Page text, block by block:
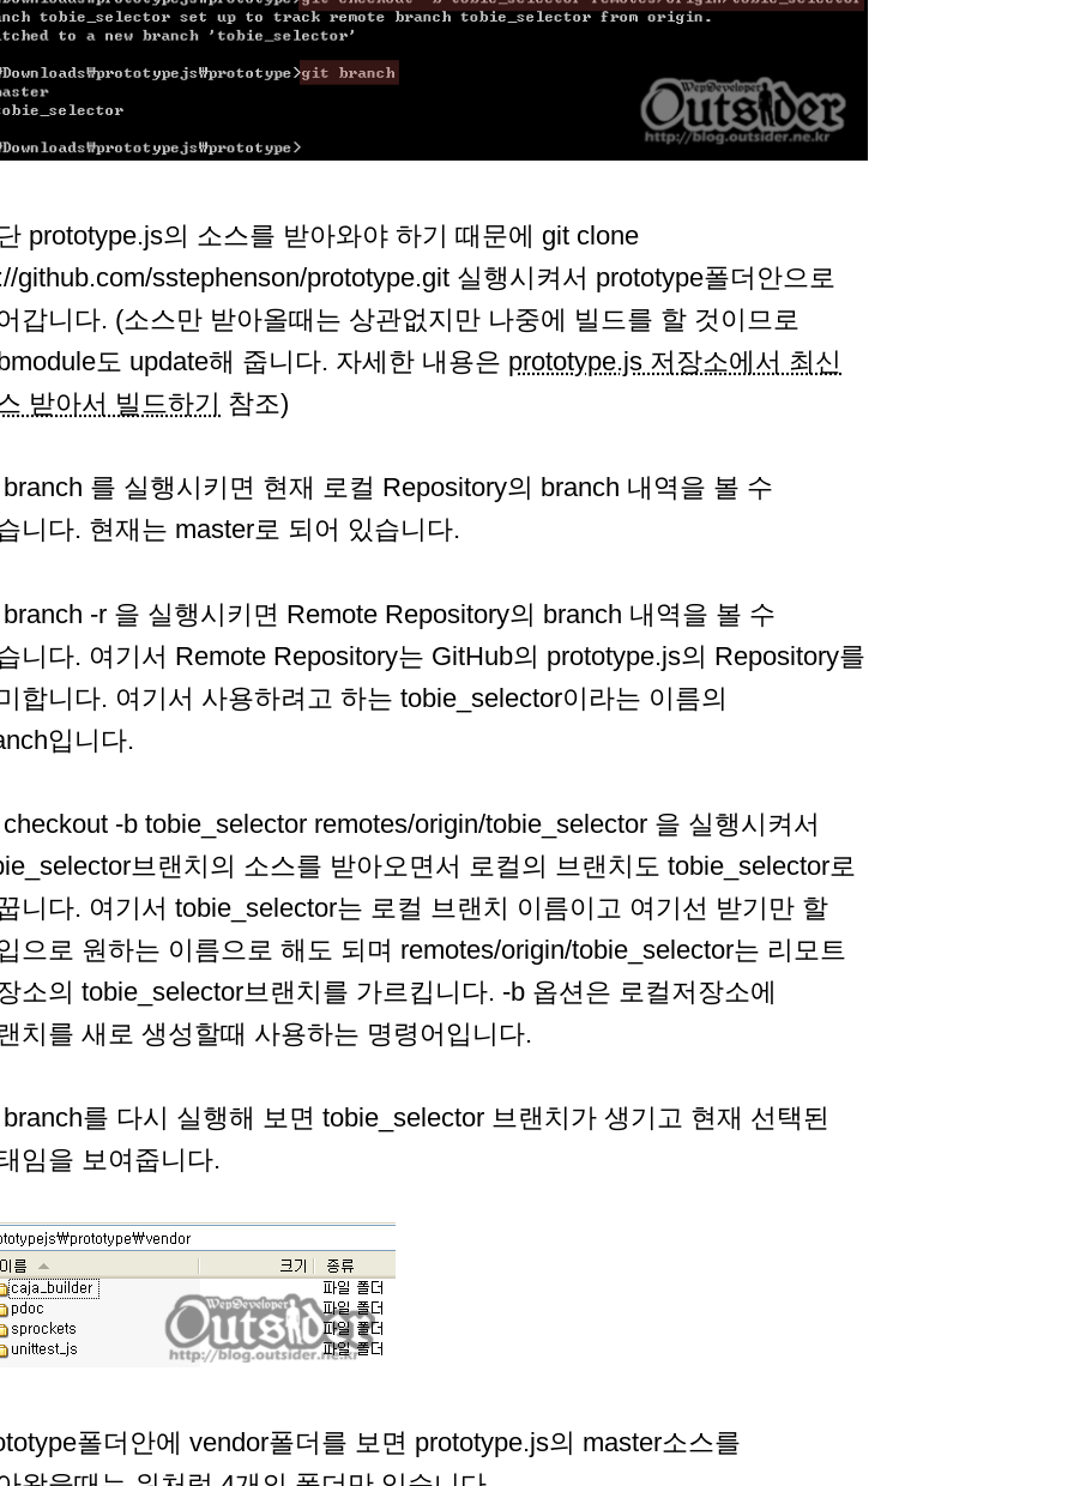
prototype.js의 소스를 받아와야 하기 때문에 git clone
github.com/sstephenson/prototype.git 실행시켜서 prototype폴더안으로
갑니다. (소스만 받아올때는 상관없지만 나중에 빌드를 할 것이므로
도 update해 줍니다. 자세한 내용은 prototype.js 저장소에서 최신
받아서 빌드하기 참조)
를 실행시키면 현재 로컬 Repository의 branch 내역을 볼 수
니다. 현재는 master로 되어 있습니다.
-r 을 실행시키면 Remote Repository의 branch 내역을 볼 수
니다. 여기서 Remote Repository는 GitHub의 prototype.js의 Repository를
합니다. 여기서 사용하려고 하는 tobie_selector이라는 이름의
입니다.
-b tobie_selector remotes/origin/tobie_selector 을 실행시켜서
브랜치의 소스를 받아오면서 로컬의 브랜치도 tobie_selector로
니다. 여기서 tobie_selector는 로컬 브랜치 이름이고 여기선 받기만 할
으로 원하는 이름으로 해도 되며 remotes/origin/tobie_selector는 리모트
소의 tobie_selector브랜치를 가르킵니다. -b 옵션은 로컬저장소에
치를 새로 생성할때 사용하는 명령어입니다.
를 다시 실행해 보면 tobie_selector 브랜치가 생기고 현재 선택된
임을 보여줍니다.
폴더안에 vendor폴더를 보면 prototype.js의 master소스를